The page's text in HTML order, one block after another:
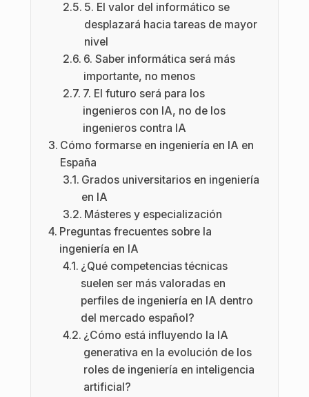
5. El valor del informático se
desplazará hacia tareas de mayor
nivel
6. Saber informática será más
importante, no menos
7. El futuro será para los
ingenieros con IA, no de los
ingenieros contra IA
Cómo formarse en ingeniería en IA en
España
Grados universitarios en ingeniería
en IA
Másteres y especialización
Preguntas frecuentes sobre la
ingeniería en IA
¿Qué competencias técnicas
suelen ser más valoradas en
perfiles de ingeniería en IA dentro
del mercado español?
¿Cómo está influyendo la IA
generativa en la evolución de los
roles de ingeniería en inteligencia
artificial?